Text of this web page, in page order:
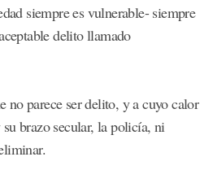
siempre es vulnerable- siempre
delito llamado
no parece ser delito, y a cuyo calor
brazo secular, la policía, ni